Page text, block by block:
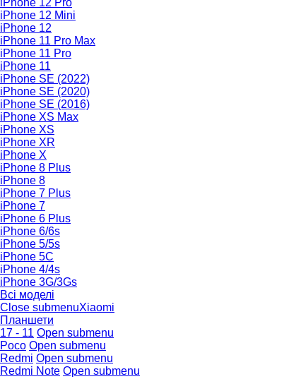
iPhone 12 Pro
iPhone 12 Mini
iPhone 12
iPhone 11 Pro Max
iPhone 11 Pro
iPhone 11
iPhone SE (2022)
iPhone SE (2020)
iPhone SE (2016)
iPhone XS Max
iPhone XS
iPhone XR
iPhone X
iPhone 8 Plus
iPhone 8
iPhone 7 Plus
iPhone 7
iPhone 6 Plus
iPhone 6/6s
iPhone 5/5s
iPhone 5C
iPhone 4/4s
iPhone 3G/3Gs
Всі моделі
Close submenuXiaomi
Планшети
17 - 11 Open submenu
Poco Open submenu
Redmi Open submenu
Redmi Note Open submenu